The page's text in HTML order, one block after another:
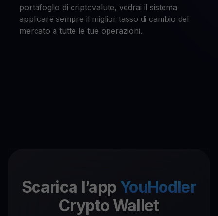
portafoglio di criptovalute, vedrai il sistema
applicare sempre il miglior tasso di cambio del
mercato a tutte le tue operazioni.
Scarica l’app YouHodler
Crypto Wallet